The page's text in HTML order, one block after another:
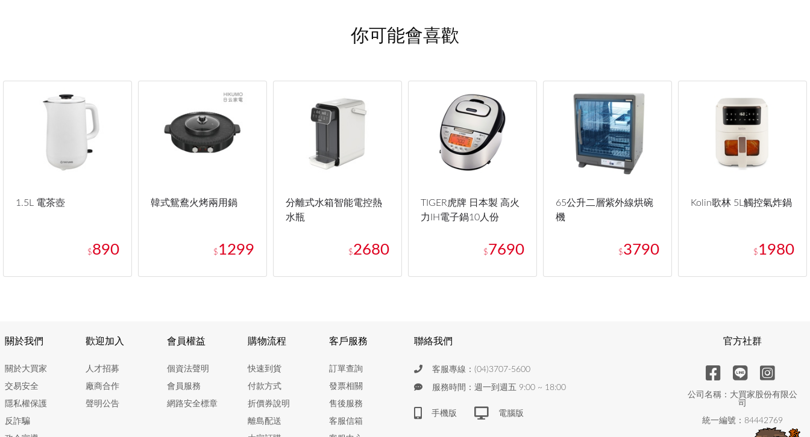
你可能會喜歡
1.5L 電茶壺
$890
韓式鴛鴦火烤兩用鍋
$ 1299
分離式水箱智能電控熱
水瓶
$2680
TIGER虎牌 日本製 高火
力IH電子鍋10人份
$7690
65公升二層紫外線烘碗
機
$3790
Kolin歌林 5L觸控氣炸鍋
$ 1980
關於我們
關於大買家
交易安全
隱私權保護
反詐騙
歡迎加入
人才招募
廠商合作
聲明公告
會員權益
個資法聲明
會員服務
網路安全標章
購物流程
快速到貨
付款方式
折價券說明
離島配送
客戶服務
訂單查詢
發票相關
售後服務
客服信箱
聯絡我們
客服專線：(04)3707-5600
服務時間：週一到週五 9:00 ~ 18:00
手機版 電腦版
官方社群
公司名稱：大買家股份有限公
司
統一編號：84442769